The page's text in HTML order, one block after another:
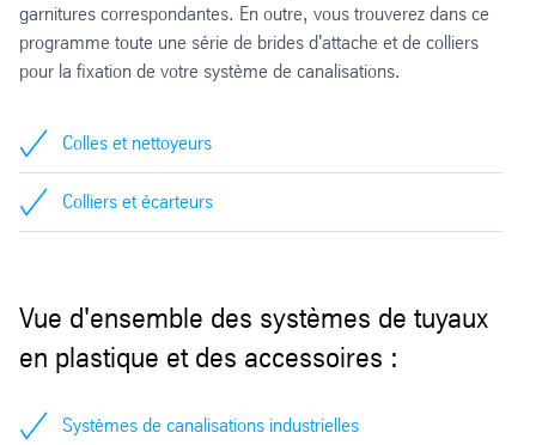
garnitures correspondantes. En outre, vous trouverez dans ce
programme toute une série de brides d'attache et de colliers
pour la fixation de votre système de canalisations.
Colles et nettoyeurs
Colliers et écarteurs
Vue d'ensemble des systèmes de tuyaux
en plastique et des accessoires :
Systèmes de canalisations industrielles